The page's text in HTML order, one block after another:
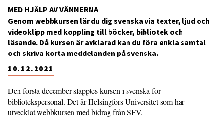
MED HJÄLP AV VÄNNERNA
10.12.2021
Genom webbkursen lär du dig svenska via texter, ljud och
videoklipp med koppling till böcker, bibliotek och
läsande. Då kursen är avklarad kan du föra enkla samtal
och skriva korta meddelanden på svenska.
Den första december släpptes kursen i svenska för
bibliotekspersonal. Det är Helsingfors Universitet som har
utvecklat webbkursen med bidrag från SFV.